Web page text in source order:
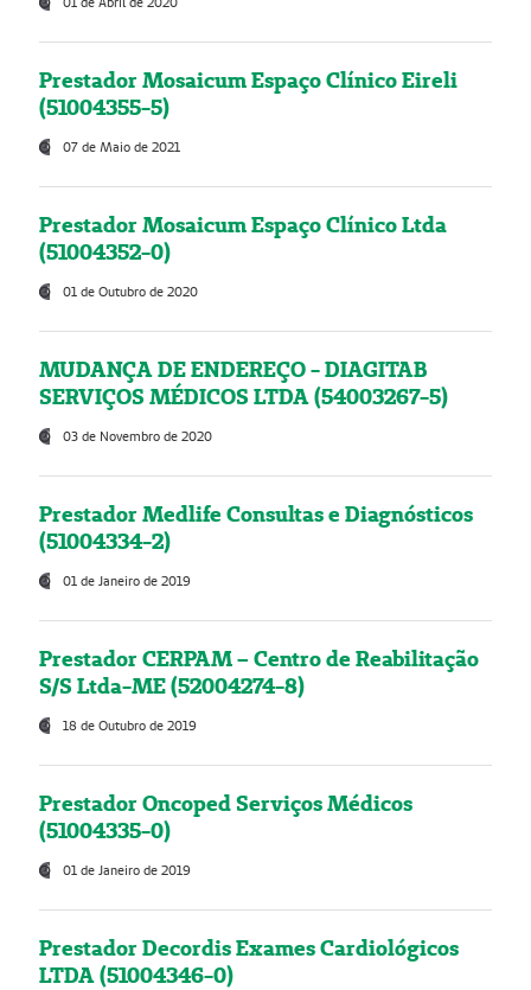
Prestador Mosaicum Espaço Clínico Eireli
(51004355-5)
07 de Maio de 2021
Prestador Mosaicum Espaço Clínico Ltda
(51004352-0)
01 de Outubro de 2020
MUDANÇA DE ENDEREÇO - DIAGITAB
SERVIÇOS MÉDICOS LTDA (54003267-5)
03 de Novembro de 2020
Prestador Medlife Consultas e Diagnósticos
(51004334-2)
01 de Janeiro de 2019
Prestador CERPAM – Centro de Reabilitação
S/S Ltda-ME (52004274-8)
18 de Outubro de 2019
Prestador Oncoped Serviços Médicos
(51004335-0)
01 de Janeiro de 2019
Prestador Decordis Exames Cardiológicos
LTDA (51004346-0)